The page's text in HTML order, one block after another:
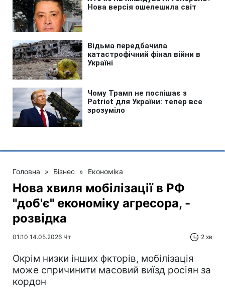
Головна » Бізнес » Економіка
Нова хвиля мобілізації в РФ
"доб'є" економіку агресора, -
розвідка
01:10 14.05.2026 Чт 2 хв
Окрім низки інших фкторів, мобілізація
може спричинити масовий виїзд росіян за
кордон